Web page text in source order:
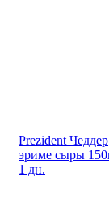
Prezident Чеддер
эриме сыры
1 дн.